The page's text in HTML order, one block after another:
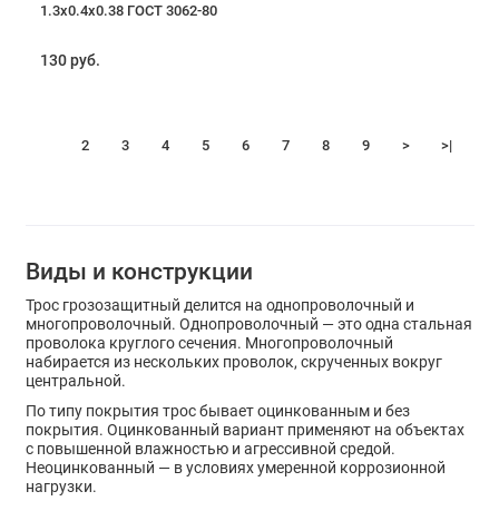
1.3х0.4х0.38 ГОСТ 3062-80
130 руб.
2 3 4 5 6 7 8 9 > >|
Виды и конструкции
Трос грозозащитный делится на однопроволочный и
многопроволочный. Однопроволочный — это одна стальная
проволока круглого сечения. Многопроволочный
набирается из нескольких проволок, скрученных вокруг
центральной.
По типу покрытия трос бывает оцинкованным и без
покрытия. Оцинкованный вариант применяют на объектах
с повышенной влажностью и агрессивной средой.
Неоцинкованный — в условиях умеренной коррозионной
нагрузки.